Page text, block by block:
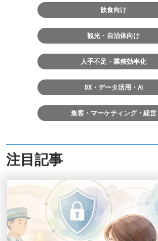
飲食向け
観光・自治体向け
人手不足・業務効率化
DX・データ活用・AI
集客・マーケティング・経営
注目記事